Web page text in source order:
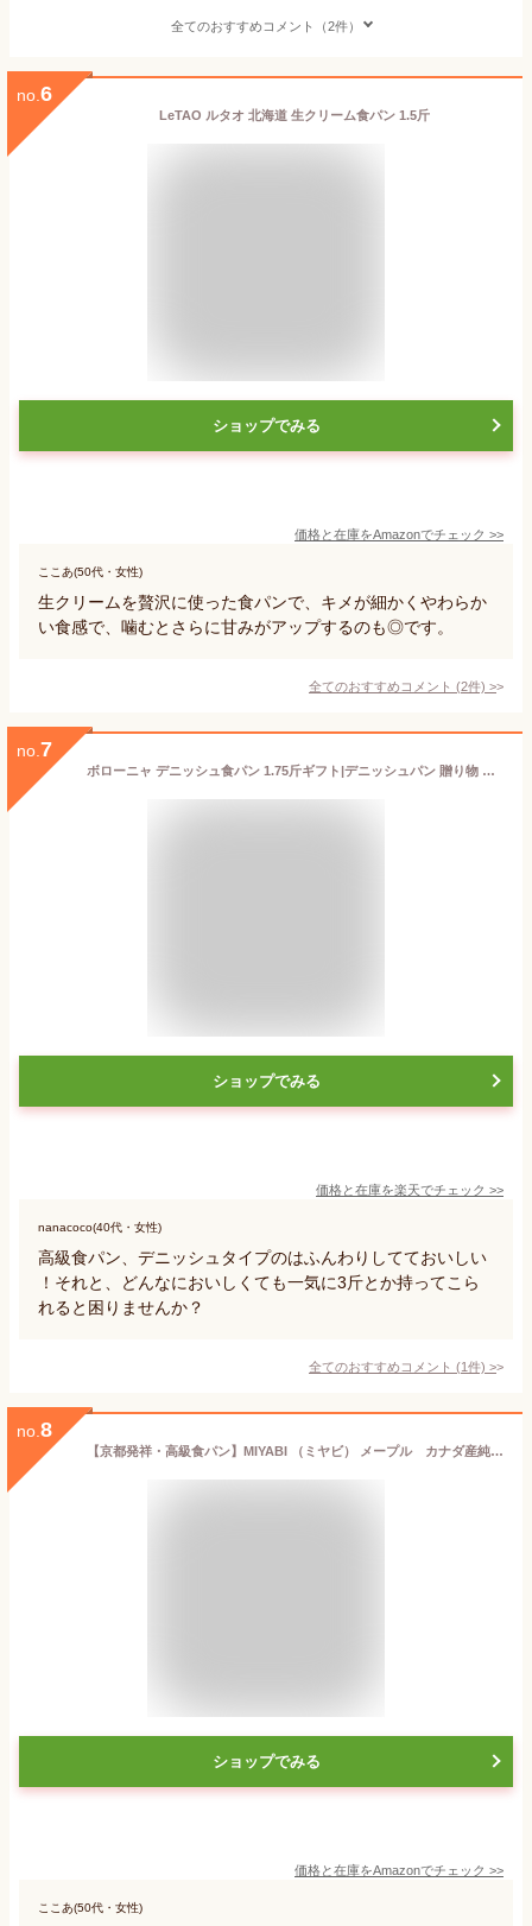
全てのおすすめコメント（2件）
no. 6
LeTAO ルタオ 北海道 生クリーム食パン 1.5斤
ショップでみる
価格と在庫をAmazonでチェック >>
ここあ(50代・女性)
生クリームを贅沢に使った食パンで、キメが細かくやわらか
い食感で、噛むとさらに甘みがアップするのも◎です。
全てのおすすめコメント (2件) >
no. 7
ボローニャ デニッシュ食パン 1.75斤ギフト|デニッシュパン 贈り物 化粧箱入り ギフト プレゼント 出産内祝い 結婚内祝い
ショップでみる
価格と在庫を楽天でチェック >>
nanacoco(40代・女性)
高級食パン、デニッシュタイプのはふんわりしてておいしい
！それと、どんなにおいしくても一気に3斤とか持ってこら
れると困りませんか？
全てのおすすめコメント (1件) >
no. 8
【京都発祥・高級食パン】MIYABI （ミヤビ） メープル カナダ産純正メープルシュガー使用
ショップでみる
価格と在庫をAmazonでチェック >>
ここあ(50代・女性)